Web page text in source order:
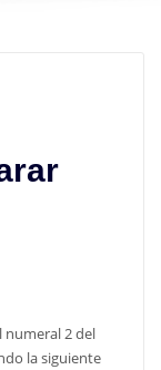
numeral 2 del
la siguiente